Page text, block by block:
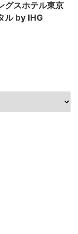
グスホテル東京
ル by IHG